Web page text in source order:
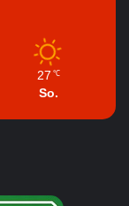
27 ℃
So.